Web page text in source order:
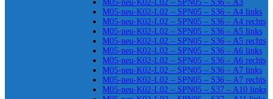
M05-neu-K02-L02 – SPN05 – S36 – A3
M05-neu-K02-L02 – SPN05 – S36 – A4 links
M05-neu-K02-L02 – SPN05 – S36 – A4 rechts
M05-neu-K02-L02 – SPN05 – S36 – A5 links
M05-neu-K02-L02 – SPN05 – S36 – A5 rechts
M05-neu-K02-L02 – SPN05 – S36 – A6 links
M05-neu-K02-L02 – SPN05 – S36 – A6 rechts
M05-neu-K02-L02 – SPN05 – S36 – A7 links
M05-neu-K02-L02 – SPN05 – S36 – A7 rechts
M05-neu-K02-L02 – SPN05 – S37 – A10 links